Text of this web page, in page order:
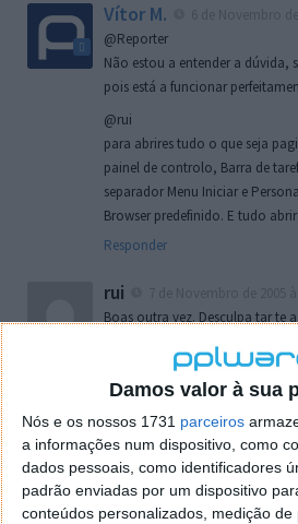
Damos valor à sua
Nós e os nossos 1731 parceiros
a informações num dispositivo, como
dados pessoais, como identificadores
padrão enviadas por um dispositivo
conteúdos personalizados, medição de
Vítor M.
@Reporter
Não estou a entender a dúvida,
pois está a funcionar
@rui
para abrires tudo o que seja
painel de controlo, Barra de
separador Menu Iniciar e
Browser predefinido. E tudo
Responder
rui
Boas outra vez. Desculpa tar te
o firefox como browser
de control tudo e nada. Tou a
tentei apagar o explorer na
firefox mas em vao. Kaso te
agradecido, caso contrario
Responder